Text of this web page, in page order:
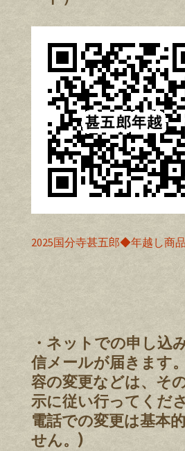
2025国分寺甚五郎◆年越し商
・ネットでの申し込
信メールが届きます
容の変更などは、そ
示に従い行ってくだ
電話での変更は基本
せん。)